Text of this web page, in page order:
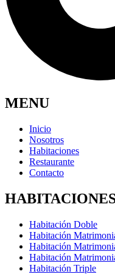
MENU
Inicio
Nosotros
Habitaciones
Restaurante
Contacto
Habitación Doble
Habitación
Habitación
Habitación
Habitación Triple